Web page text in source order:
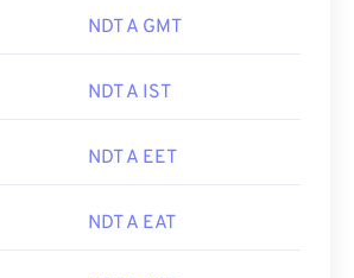
NDT A GMT
NDT A IST
NDT A EET
NDT A EAT